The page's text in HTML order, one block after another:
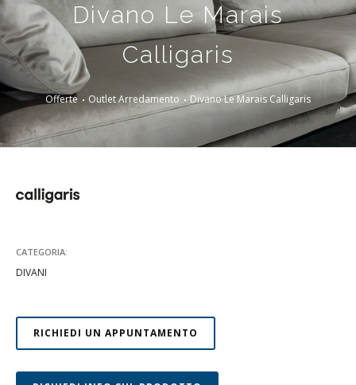
BRAND
PROMOZIONI
OUTLET
AZIENDA
LAVORA CON NOI
Divano Le Marais
Calligaris
Offerte Outlet Arredamento Divano Le Marais Calligaris
CATEGORIA:
DIVANI
RICHIEDI UN APPUNTAMENTO